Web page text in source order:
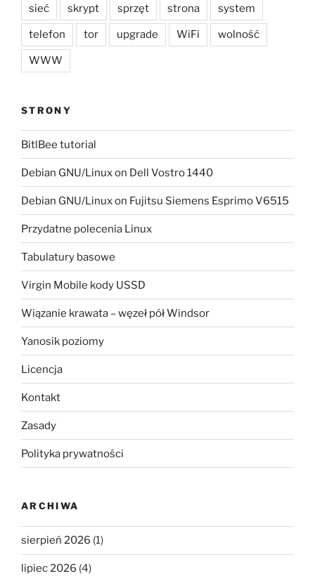
sieć skrypt sprzęt strona system
telefon tor upgrade WiFi wolność
WWW
STRONY
BitlBee tutorial
Debian GNU/Linux on Dell Vostro 1440
Debian GNU/Linux on Fujitsu Siemens Esprimo V6515
Przydatne polecenia Linux
Tabulatury basowe
Virgin Mobile kody USSD
Wiązanie krawata – węzeł pół Windsor
Yanosik poziomy
Licencja
Kontakt
Zasady
Polityka prywatności
ARCHIWA
sierpień 2026 (1)
lipiec 2026 (4)